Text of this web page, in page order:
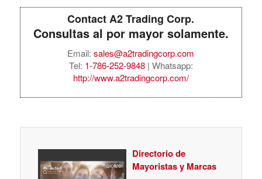
Contact A2 Trading Corp.
Consultas al por mayor solamente.
Email:sales@a2tradingcorp.com
Tel: 1-786-252-9848| Whatsapp:
http://www.a2tradingcorp.com/
Directorio de
Mayoristas y Marcas